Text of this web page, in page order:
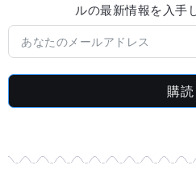
ルの最新情​​報を入手
購読